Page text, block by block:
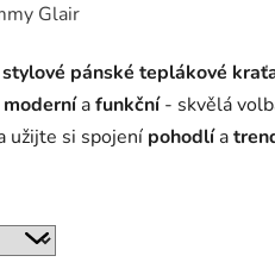
Glair
stylové pánské teplákové
moderníafunkční- skvělá
užijte si spojení pohodlía